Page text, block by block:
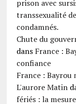
prison avec
transsexualité
condamnés.
Chute du
dans France :
confiance
France : Bayrou
L'aurore Matin
fériés : la